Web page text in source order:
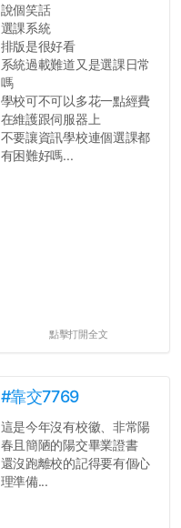
說個笑話
選課系統
排版是很好看
系統過載難道又是選課日常
嗎
學校可不可以多花一點經費
在維護跟伺服器上
不要讓資訊學校連個選課都
有困難好嗎...
點擊打開全文
#靠交7769
這是今年沒有校徽、非常陽
春且簡陋的陽交畢業證書
還沒跑離校的記得要有個心
理準備...